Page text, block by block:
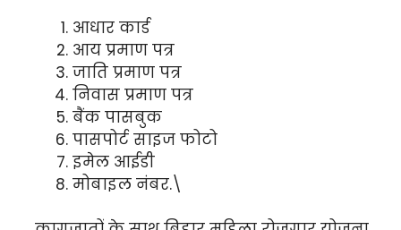
आधार कार्ड
आय प्रमाण पत्र
जाति प्रमाण पत्र
निवास प्रमाण पत्र
बैंक पासबुक
पासपोर्ट साइज फोटो
इमेल आईडी
मोबाइल नंबर.\